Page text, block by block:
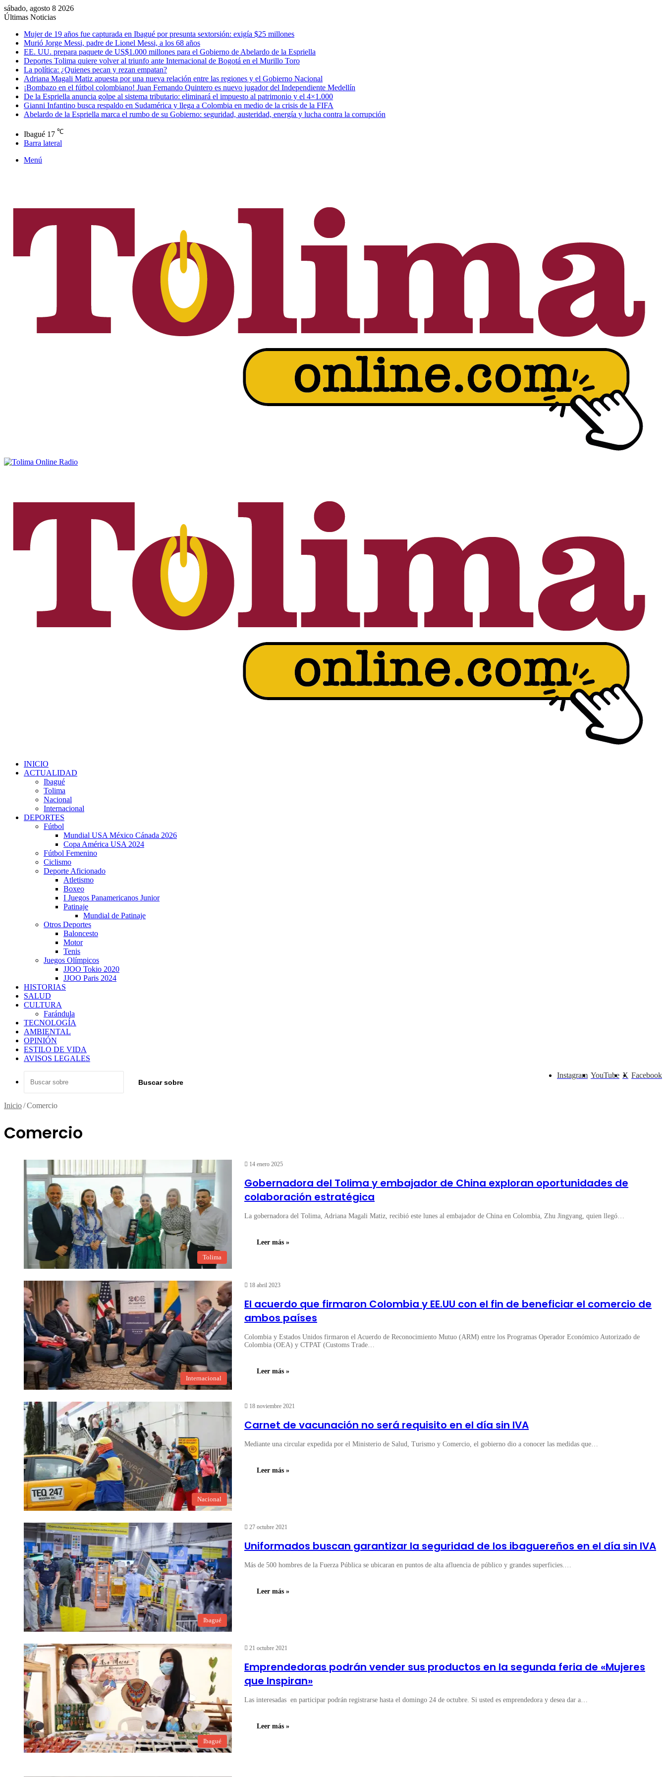
sábado, agosto 8 2026
Últimas Noticias
Mujer de 19 años fue capturada en Ibagué por presunta sextorsión: exigía $25 millones
Murió Jorge Messi, padre de Lionel Messi, a los 68 años
EE. UU. prepara paquete de US$1.000 millones para el Gobierno de Abelardo de la Espriella
Deportes Tolima quiere volver al triunfo ante Internacional de Bogotá en el Murillo Toro
La política: ¿Quienes pecan y rezan empatan?
Adriana Magali Matiz apuesta por una nueva relación entre las regiones y el Gobierno Nacional
¡Bombazo en el fútbol colombiano! Juan Fernando Quintero es nuevo jugador del Independiente Medellín
De la Espriella anuncia golpe al sistema tributario: eliminará el impuesto al patrimonio y el 4×1.000
Gianni Infantino busca respaldo en Sudamérica y llega a Colombia en medio de la crisis de la FIFA
Abelardo de la Espriella marca el rumbo de su Gobierno: seguridad, austeridad, energía y lucha contra la corrupción
Ibagué 17 ℃
Barra lateral
Menú
INICIO
ACTUALIDAD
Ibagué
Tolima
Nacional
Internacional
DEPORTES
Fútbol
Mundial USA México Cánada 2026
Copa América USA 2024
Fútbol Femenino
Ciclismo
Deporte Aficionado
Atletismo
Boxeo
I Juegos Panamericanos Junior
Patinaje
Mundial de Patinaje
Otros Deportes
Baloncesto
Motor
Tenis
Juegos Olímpicos
JJOO Tokio 2020
JJOO Paris 2024
HISTORIAS
SALUD
CULTURA
Farándula
TECNOLOGÍA
AMBIENTAL
OPINIÓN
ESTILO DE VIDA
AVISOS LEGALES
Facebook
X
YouTube
Instagram
Buscar sobre
Inicio/Comercio
Comercio
Tolima
14 enero 2025
Gobernadora del Tolima y embajador de China exploran oportunidades de
colaboración estratégica
La gobernadora del Tolima, Adriana Magali Matiz, recibió este lunes al embajador de China en Colombia, Zhu Jingyang, quien llegó…
Leer más »
Internacional
18 abril 2023
El acuerdo que firmaron Colombia y EE.UU con el fin de beneficiar el comercio de
ambos países
Colombia y Estados Unidos firmaron el Acuerdo de Reconocimiento Mutuo (ARM) entre los Programas Operador Económico Autorizado de
Colombia (OEA) y CTPAT (Customs Trade…
Leer más »
Nacional
18 noviembre 2021
Carnet de vacunación no será requisito en el día sin IVA
Mediante una circular expedida por el Ministerio de Salud, Turismo y Comercio, el gobierno dio a conocer las medidas que…
Leer más »
Ibagué
27 octubre 2021
Uniformados buscan garantizar la seguridad de los ibaguereños en el día sin IVA
Más de 500 hombres de la Fuerza Pública se ubicaran en puntos de alta afluencia de público y grandes superficies.…
Leer más »
Ibagué
21 octubre 2021
Emprendedoras podrán vender sus productos en la segunda feria de «Mujeres
que Inspiran»
Las interesadas en participar podrán registrarse hasta el domingo 24 de octubre. Si usted es emprendedora y desea dar a…
Leer más »